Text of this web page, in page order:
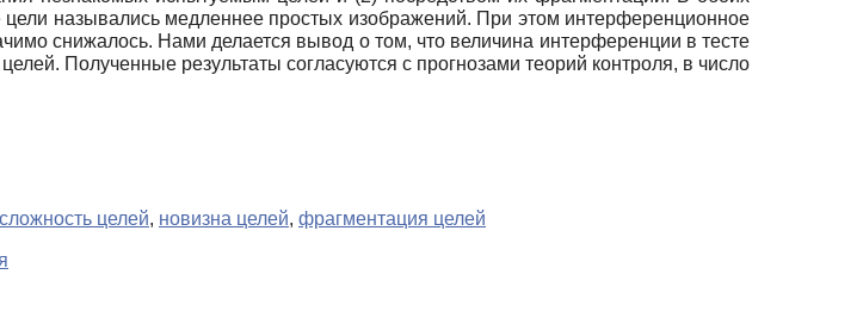
назывались медленнее простых изображений. При этом интерференционное
снижалось. Нами делается вывод о том, что величина интерференции в тесте
Полученные результаты согласуются с прогнозами теорий контроля, в число
целей, новизна целей, фрагментация целей